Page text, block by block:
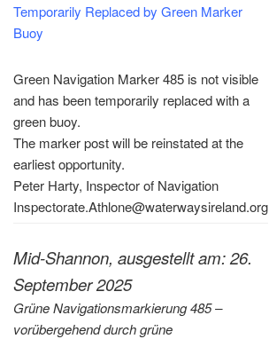
Temporarily Replaced by Green Marker
Buoy
Green Navigation Marker 485 is not visible
and has been temporarily replaced with a
green buoy.
The marker post will be reinstated at the
earliest opportunity.
Peter Harty, Inspector of Navigation
Inspectorate.Athlone@waterwaysireland.org
Mid-Shannon, ausgestellt am: 26.
September 2025
Grüne Navigationsmarkierung 485 –
vorübergehend durch grüne